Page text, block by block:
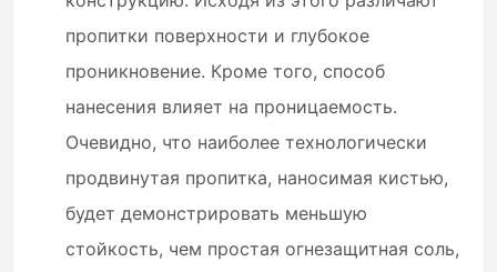
пропитки поверхности и глубокое
проникновение. Кроме того, способ
нанесения влияет на проницаемость.
Очевидно, что наиболее технологически
продвинутая пропитка, наносимая кистью,
будет демонстрировать меньшую
стойкость, чем простая огнезащитная соль,